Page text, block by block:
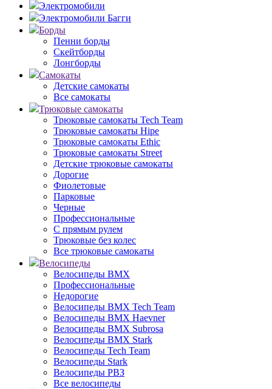
Электромобили
Электромобили Багги
Борды
Пенни борды
Скейтборды
Лонгборды
Самокаты
Детские самокаты
Все самокаты
Трюковые самокаты
Трюковые самокаты Tech Team
Трюковые самокаты Hipe
Трюковые самокаты Ethic
Трюковые самокаты Street
Детские трюковые самокаты
Дорогие
Фиолетовые
Парковые
Черные
Профессиональные
С прямым рулем
Трюковые без колес
Все трюковые самокаты
Велосипеды
Велосипеды BMX
Профессиональные
Недорогие
Велосипеды BMX Tech Team
Велосипеды BMX Haevner
Велосипеды BMX Subrosa
Велосипеды BMX Stark
Велосипеды Tech Team
Велосипеды Stark
Велосипеды РВЗ
Все велосипеды